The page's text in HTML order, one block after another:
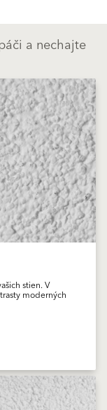
a nechajte
stien. V
moderných